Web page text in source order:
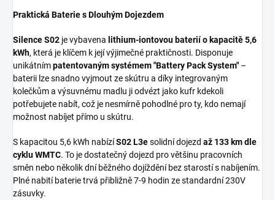
Praktická Baterie s Dlouhým Dojezdem
Silence S02 je vybavena lithium-iontovou baterií o kapacitě 5,6
kWh, která je klíčem k její výjimečné praktičnosti. Disponuje
unikátnímpatentovaným systémem "Battery Pack System" –
baterii lze snadno vyjmout ze skútru a díky integrovaným
kolečkům a výsuvnému madlu ji odvézt jako kufr kdekoli
potřebujete nabít, což je nesmírně pohodlné pro ty, kdo nemají
možnost nabíjet přímo u skútru.
S kapacitou 5,6 kWh nabízíS02 L3esolidní dojezd až 133 km dle
cyklu WMTC. To je dostatečný dojezd pro většinu pracovních
směn nebo několik dní běžného dojíždění bez starostí s nabíjením.
Plné nabití baterie trvá přibližně 7-9 hodin ze standardní 230V
zásuvky.